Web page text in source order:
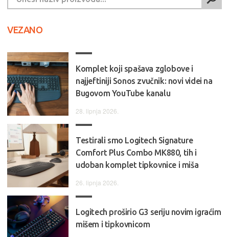
VEZANO
Komplet koji spašava zglobove i
najjeftiniji Sonos zvučnik: novi videi na
Bugovom YouTube kanalu
28. lipnja 2026.
Testirali smo Logitech Signature
Comfort Plus Combo MK880, tih i
udoban komplet tipkovnice i miša
26. lipnja 2026.
Logitech proširio G3 seriju novim igraćim
mišem i tipkovnicom